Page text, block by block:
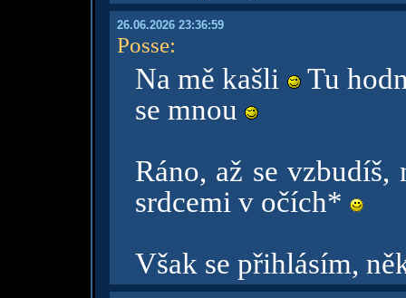
26.06.2026 23:36:59
Posse:
Na mě kašli
Tu
se mnou
Ráno, až se
srdcemi v očích*
Však se přihlásím,